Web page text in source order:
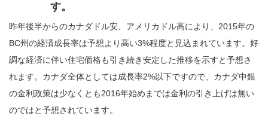
す。
昨年後半からのカナダドル安、アメリカドル高により、2015年の
BC州の経済成長率は予想より高い3%程度と見込まれています。好
調な経済に伴い住宅価格も引き続き安定した推移を示すと予想さ
れます。カナダ全体としては成長率2%以下ですので、カナダ中銀
の金利政策は少なくとも2016年始めまでは金利の引き上げは無い
のではと予想されています。